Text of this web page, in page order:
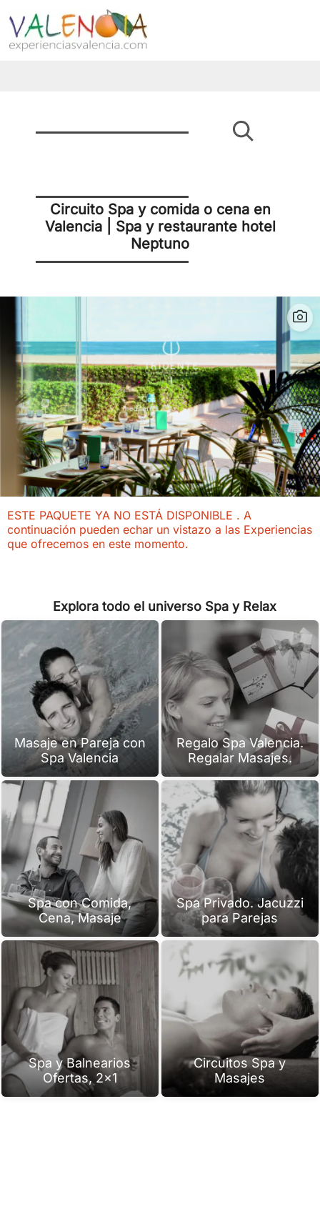
Circuito Spa y comida o cena en
Valencia | Spa y restaurante hotel
Neptuno
ESTE PAQUETE YA NO ESTÁ DISPONIBLE . A
continuación pueden echar un vistazo a las Experiencias
que ofrecemos en este momento.
Explora todo el universo Spa y Relax
Masaje en Pareja con
Spa Valencia
Regalo Spa Valencia.
Regalar Masajes.
Spa con Comida,
Cena, Masaje
Spa Privado. Jacuzzi
para Parejas
Spa y Balnearios
Ofertas, 2x1
Circuitos Spa y
Masajes